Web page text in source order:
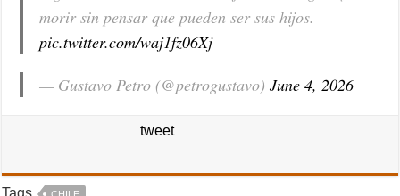
morir sin pensar que pueden ser sus hijos.
pic.twitter.com/waj1fz06Xj
— Gustavo Petro (@petrogustavo)June 4, 2026
tweet
Tags